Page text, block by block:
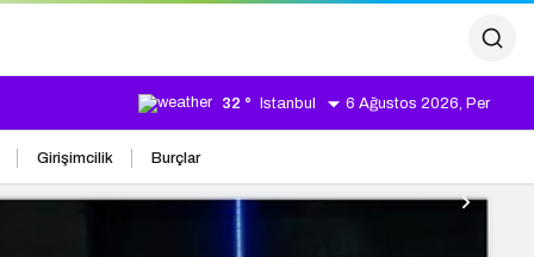
32 ° Istanbul 6 Ağustos 2026, Per
Girişimcilik Burçlar